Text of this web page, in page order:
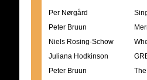
Per Nørgård
Peter Bruun
Niels Rosing-Schow
Juliana Hodkinson
Peter Bruun